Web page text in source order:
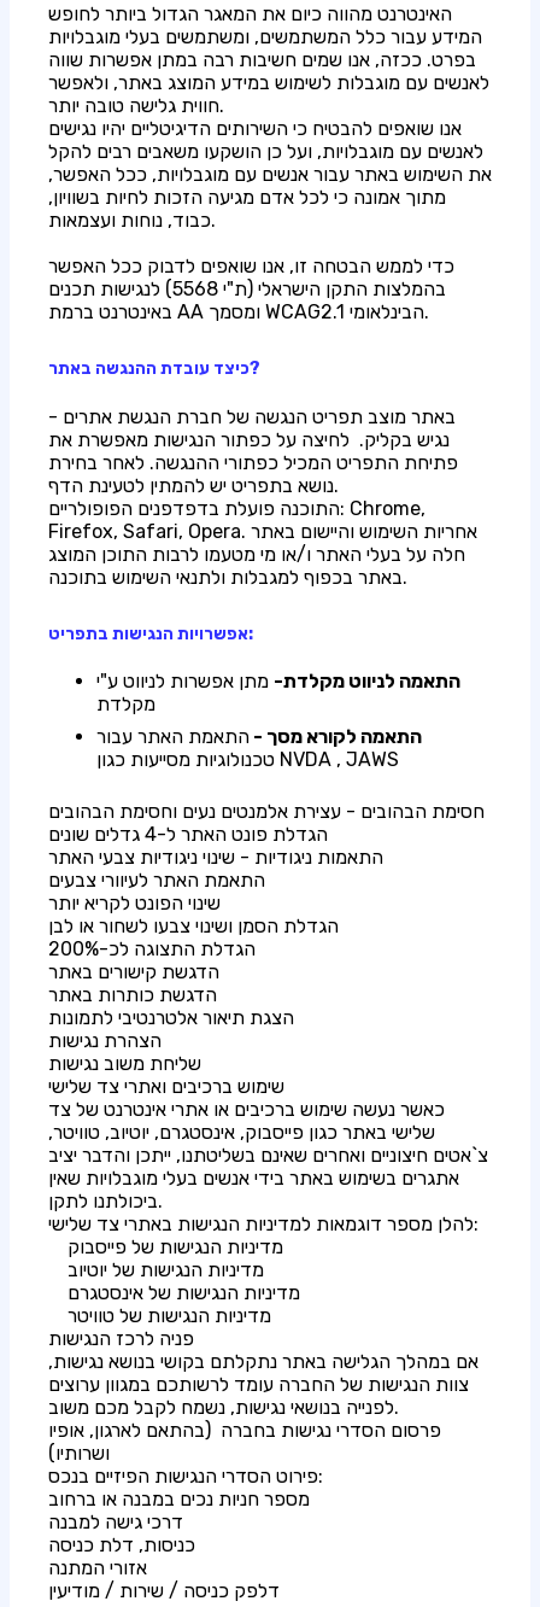
האינטרנט מהווה כיום את המאגר הגדול ביותר לחופש
המידע עבור כלל המשתמשים, ומשתמשים בעלי מוגבלויות
בפרט. ככזה, אנו שמים חשיבות רבה במתן אפשרות שווה
לאנשים עם מוגבלות לשימוש במידע המוצג באתר, ולאפשר
חווית גלישה טובה יותר.
אנו שואפים להבטיח כי השירותים הדיגיטליים יהיו נגישים
לאנשים עם מוגבלויות, ועל כן הושקעו משאבים רבים להקל
את השימוש באתר עבור אנשים עם מוגבלויות, ככל האפשר,
מתוך אמונה כי לכל אדם מגיעה הזכות לחיות בשוויון,
כבוד, נוחות ועצמאות.
כדי לממש הבטחה זו, אנו שואפים לדבוק ככל האפשר
בהמלצות התקן הישראלי (ת"י 5568) לנגישות תכנים
באינטרנט ברמת AA ומסמך WCAG2.1 הבינלאומי.
כיצד עובדת ההנגשה באתר?
באתר מוצב תפריט הנגשה של חברת הנגשת אתרים -
נגיש בקליק. לחיצה על כפתור הנגישות מאפשרת את
פתיחת התפריט המכיל כפתורי ההנגשה. לאחר בחירת
נושא בתפריט יש להמתין לטעינת הדף.
התוכנה פועלת בדפדפנים הפופולריים: Chrome,
Firefox, Safari, Opera. אחריות השימוש והיישום באתר
חלה על בעלי האתר ו/או מי מטעמו לרבות התוכן המוצג
באתר בכפוף למגבלות ולתנאי השימוש בתוכנה.
אפשרויות הנגישות בתפריט:
התאמה לניווט מקלדת- מתן אפשרות לניווט ע"י
מקלדת
התאמה לקורא מסך - התאמת האתר עבור
טכנולוגיות מסייעות כגון NVDA , JAWS
חסימת הבהובים - עצירת אלמנטים נעים וחסימת הבהובים
הגדלת פונט האתר ל-4 גדלים שונים
התאמות ניגודיות - שינוי ניגודיות צבעי האתר
התאמת האתר לעיוורי צבעים
שינוי הפונט לקריא יותר
הגדלת הסמן ושינוי צבעו לשחור או לבן
הגדלת התצוגה לכ-200%
הדגשת קישורים באתר
הדגשת כותרות באתר
הצגת תיאור אלטרנטיבי לתמונות
הצהרת נגישות
שליחת משוב נגישות
שימוש ברכיבים ואתרי צד שלישי
כאשר נעשה שימוש ברכיבים או אתרי אינטרנט של צד
שלישי באתר כגון פייסבוק, אינסטגרם, יוטיוב, טוויטר,
צ`אטים חיצוניים ואחרים שאינם בשליטתנו, ייתכן והדבר יציב
אתגרים בשימוש באתר בידי אנשים בעלי מוגבלויות שאין
ביכולתנו לתקן.
להלן מספר דוגמאות למדיניות הנגישות באתרי צד שלישי:
מדיניות הנגישות של פייסבוק
מדיניות הנגישות של יוטיוב
מדיניות הנגישות של אינסטגרם
מדיניות הנגישות של טוויטר
פניה לרכז הנגישות
אם במהלך הגלישה באתר נתקלתם בקושי בנושא נגישות,
צוות הנגישות של החברה עומד לרשותכם במגוון ערוצים
לפנייה בנושאי נגישות, נשמח לקבל מכם משוב.
פרסום הסדרי נגישות בחברה (בהתאם לארגון, אופיו
ושרותיו)
פירוט הסדרי הנגישות הפיזיים בנכס:
מספר חניות נכים במבנה או ברחוב
דרכי גישה למבנה
כניסות, דלת כניסה
אזורי המתנה
דלפק כניסה / שירות / מודיעין